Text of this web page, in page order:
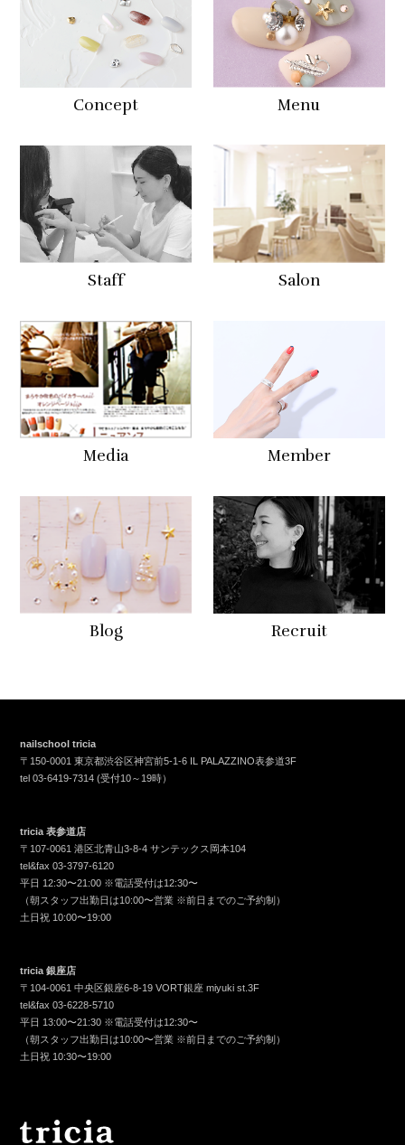
Concept Menu
Staff Salon
Media Member
Blog Recruit
nailschool tricia
〒150-0001 東京都渋谷区神宮前5-1-6 IL PALAZZINO表参道3F
tel03-6419-7314 (受付10～19時）
tricia 表参道店
〒107-0061 港区北青山3-8-4 サンテックス岡本104
tel&fax03-3797-6120
平日 12:30〜21:00 ※電話受付は12:30〜
（朝スタッフ出勤日は10:00〜営業 ※前日までのご予約制）
土日祝 10:00〜19:00
tricia 銀座店
〒104-0061 中央区銀座6-8-19 VORT銀座 miyuki st.3F
tel&fax03-6228-5710
平日 13:00〜21:30 ※電話受付は12:30〜
（朝スタッフ出勤日は10:00〜営業 ※前日までのご予約制）
土日祝 10:30〜19:00